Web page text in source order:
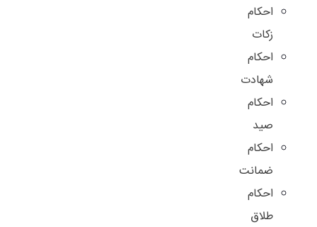
احکام
زکات
احکام
شهادت
احکام
صید
احکام
ضمانت
احکام
طلاق